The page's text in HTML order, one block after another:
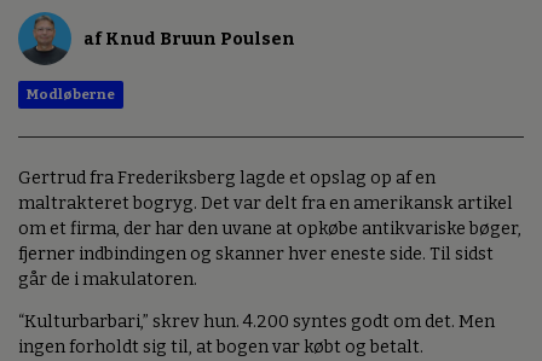
af Knud Bruun Poulsen
Modløberne
Gertrud fra Frederiksberg lagde et opslag op af en
maltrakteret bogryg. Det var delt fra en amerikansk artikel
om et firma, der har den uvane at opkøbe antikvariske bøger,
fjerner indbindingen og skanner hver eneste side. Til sidst
går de i makulatoren.
“Kulturbarbari,” skrev hun. 4.200 syntes godt om det. Men
ingen forholdt sig til, at bogen var købt og betalt.